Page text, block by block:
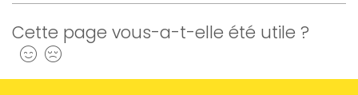
Cette page vous-a-t-elle été utile ?
Oui